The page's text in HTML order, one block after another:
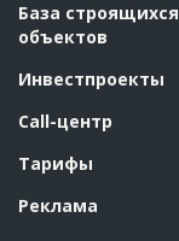
База строящихся
объектов
Инвестпроекты
Call-центр
Тарифы
Реклама